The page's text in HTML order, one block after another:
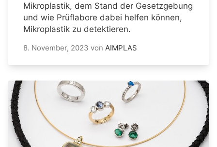
Mikroplastik, dem Stand der Gesetzgebung
und wie Prüflabore dabei helfen können,
Mikroplastik zu detektieren.
8. November, 2023 von AIMPLAS